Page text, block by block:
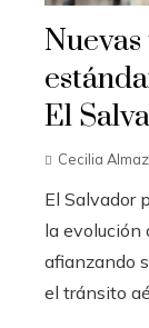
El
Cecilia
El Salvador
la evolución
afianzando
el tránsito